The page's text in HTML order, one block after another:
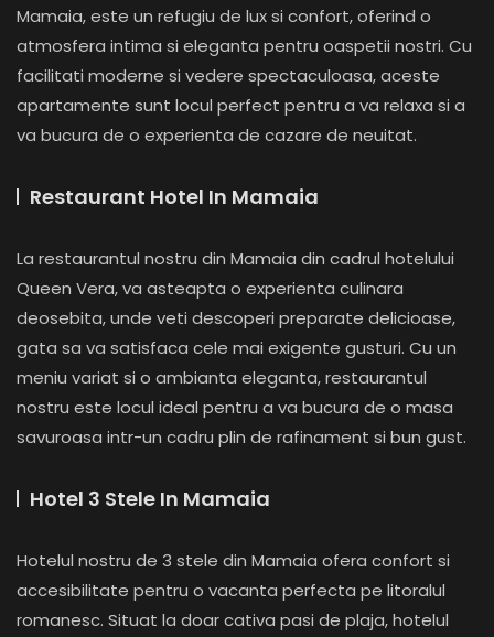
Mamaia, este un refugiu de lux si confort, oferind o
atmosfera intima si eleganta pentru oaspetii nostri. Cu
facilitati moderne si vedere spectaculoasa, aceste
apartamente sunt locul perfect pentru a va relaxa si a
va bucura de o experienta de cazare de neuitat.
Restaurant Hotel In Mamaia
La restaurantul nostru din Mamaia din cadrul hotelului
Queen Vera, va asteapta o experienta culinara
deosebita, unde veti descoperi preparate delicioase,
gata sa va satisfaca cele mai exigente gusturi. Cu un
meniu variat si o ambianta eleganta, restaurantul
nostru este locul ideal pentru a va bucura de o masa
savuroasa intr-un cadru plin de rafinament si bun gust.
Hotel 3 Stele In Mamaia
Hotelul nostru de 3 stele din Mamaia ofera confort si
accesibilitate pentru o vacanta perfecta pe litoralul
romanesc. Situat la doar cativa pasi de plaja, hotelul